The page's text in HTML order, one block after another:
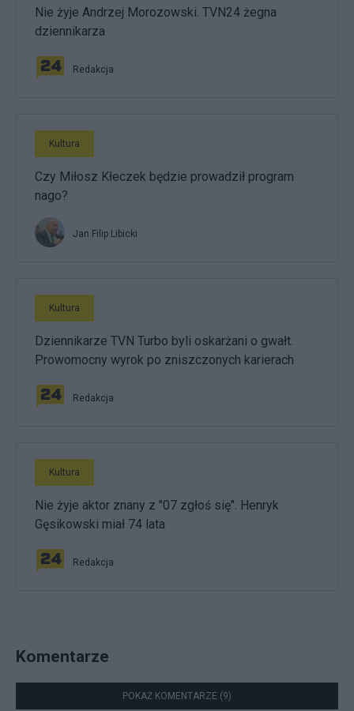
Nie żyje Andrzej Morozowski. TVN24 żegna
dziennikarza
Redakcja
Kultura
Czy Miłosz Kłeczek będzie prowadził program
nago?
Jan Filip Libicki
Kultura
Dziennikarze TVN Turbo byli oskarżani o gwałt.
Prowomocny wyrok po zniszczonych karierach
Redakcja
Kultura
Nie żyje aktor znany z "07 zgłoś się". Henryk
Gęsikowski miał 74 lata
Redakcja
Komentarze
POKAŻ KOMENTARZE (9)